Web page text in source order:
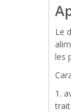
Le
les
1.